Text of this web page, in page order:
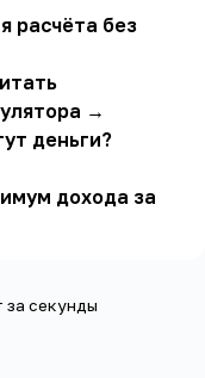
расчёта без
→
деньги?
дохода за
за секунды